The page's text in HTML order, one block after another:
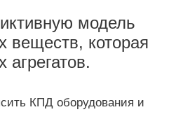
модель
веществ, которая
КПД оборудования и